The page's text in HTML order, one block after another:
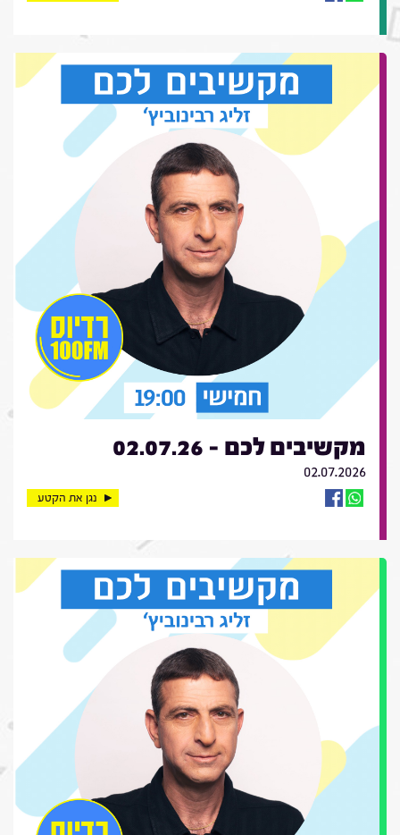
מקשיבים לכם - 02.07.26
02.07.2026
נגן את הקטע